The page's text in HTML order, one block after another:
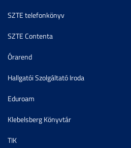
SZTE telefonkönyv
SZTE Contenta
Órarend
Hallgatói Szolgáltató Iroda
Eduroam
Klebelsberg Könyvtár
TIK